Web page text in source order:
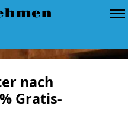
nach
Gratis-